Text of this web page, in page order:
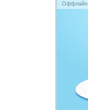
Оффлайн